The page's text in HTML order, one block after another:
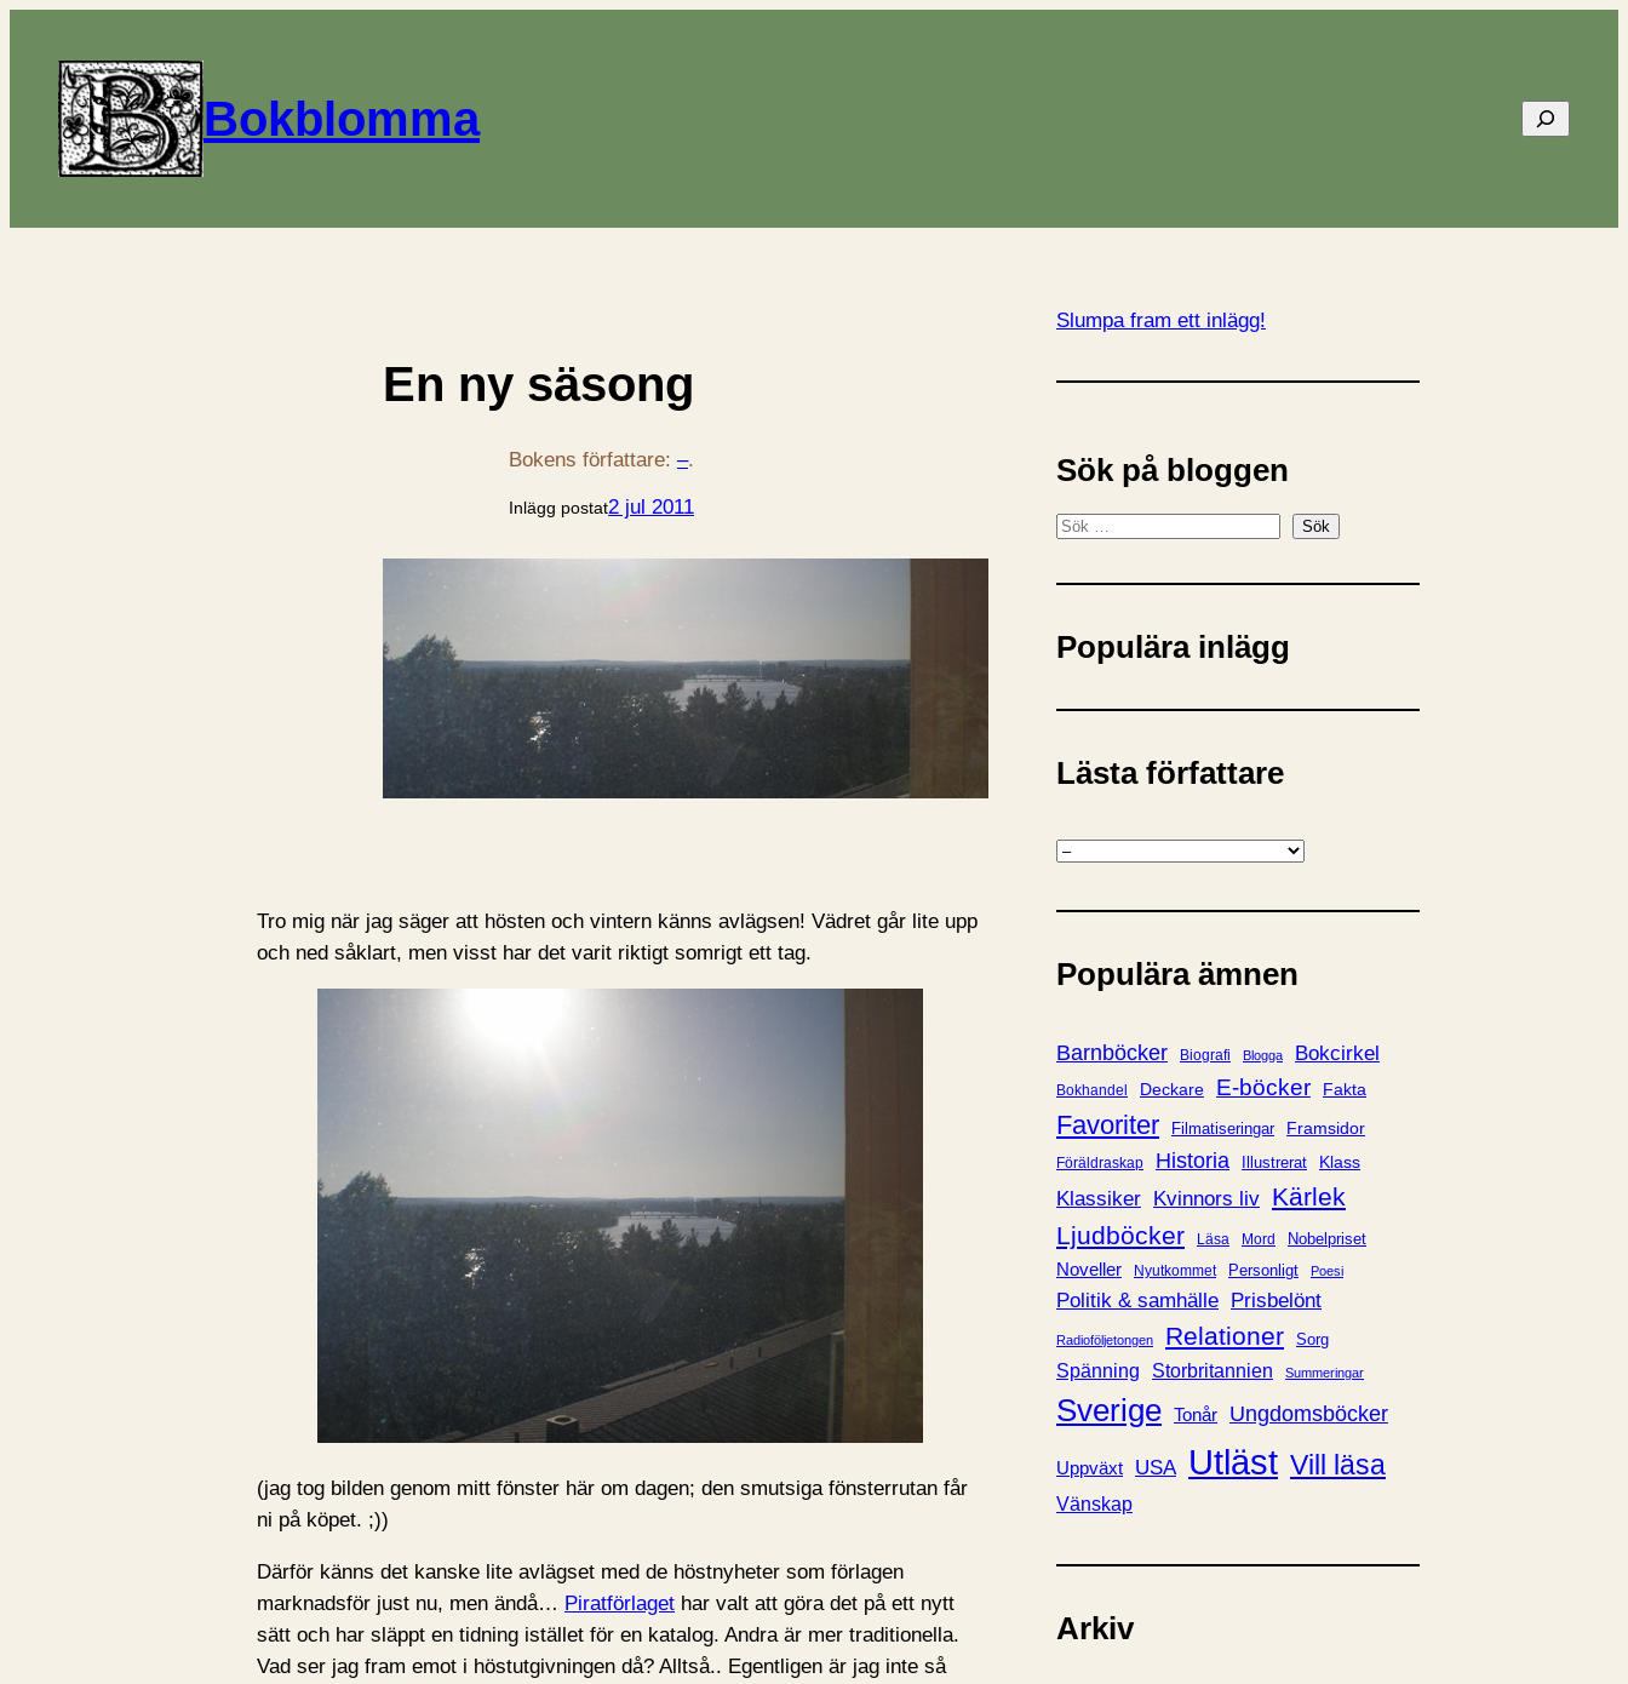
Bokblomma Sök
En ny säsong
Bokens författare: –.
Inlägg postat2 jul 2011
Tro mig när jag säger att hösten och vintern känns avlägsen! Vädret går lite upp
och ned såklart, men visst har det varit riktigt somrigt ett tag.
(jag tog bilden genom mitt fönster här om dagen; den smutsiga fönsterrutan får
ni på köpet. ;))
Därför känns det kanske lite avlägset med de höstnyheter som förlagen
marknadsför just nu, men ändå… Piratförlaget har valt att göra det på ett nytt
sätt och har släppt en tidning istället för en katalog. Andra är mer traditionella.
Vad ser jag fram emot i höstutgivningen då? Alltså.. Egentligen är jag inte så
Slumpa fram ett inlägg!
Sök på bloggen
S
k
Sök
Populära inlägg
Lästa författare
K
t
g
i
e
r
Populära ämnen
Barnböcker Biografi Blogga Bokcirkel
Bokhandel Deckare E-böcker Fakta
Favoriter Filmatiseringar Framsidor
Föräldraskap Historia Illustrerat Klass
Klassiker Kvinnors liv Kärlek
Ljudböcker
Läsa Mord Nobelpriset
Noveller Nyutkommet Personligt Poesi
Politik & samhälle Prisbelönt
Radioföljetongen Relationer Sorg
Spänning Storbritannien Summeringar
Sverige Tonår Ungdomsböcker
Uppväxt USA Utläst Vill läsa
Vänskap
Arkiv